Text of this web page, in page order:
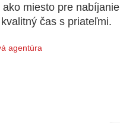
miesto pre nabíjanie
čas s priateľmi.
agentúra